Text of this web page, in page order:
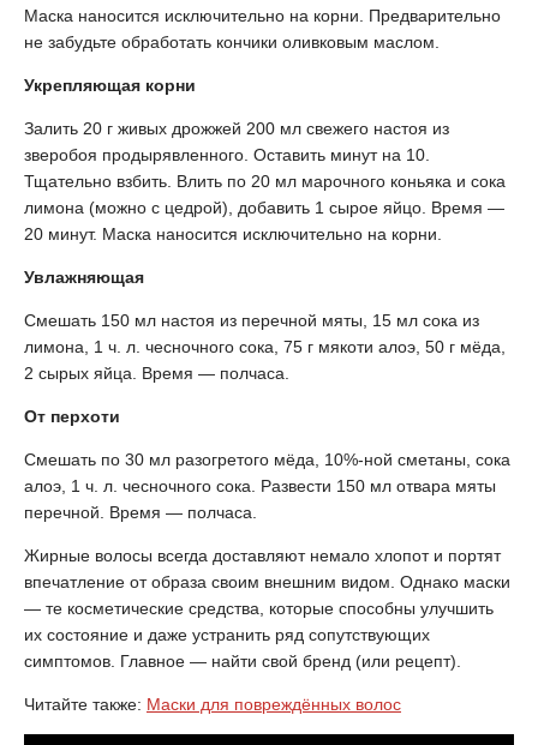
Маска наносится исключительно на корни. Предварительно
не забудьте обработать кончики оливковым маслом.
Укрепляющая корни
Залить 20 г живых дрожжей 200 мл свежего настоя из
зверобоя продырявленного. Оставить минут на 10.
Тщательно взбить. Влить по 20 мл марочного коньяка и сока
лимона (можно с цедрой), добавить 1 сырое яйцо. Время —
20 минут. Маска наносится исключительно на корни.
Увлажняющая
Смешать 150 мл настоя из перечной мяты, 15 мл сока из
лимона, 1 ч. л. чесночного сока, 75 г мякоти алоэ, 50 г мёда,
2 сырых яйца. Время — полчаса.
От перхоти
Смешать по 30 мл разогретого мёда, 10%-ной сметаны, сока
алоэ, 1 ч. л. чесночного сока. Развести 150 мл отвара мяты
перечной. Время — полчаса.
Жирные волосы всегда доставляют немало хлопот и портят
впечатление от образа своим внешним видом. Однако маски
— те косметические средства, которые способны улучшить
их состояние и даже устранить ряд сопутствующих
симптомов. Главное — найти свой бренд (или рецепт).
Читайте также: Маски для повреждённых волос